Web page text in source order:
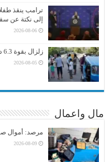
ترامب ينقذ
إلى نكتة عن
2026-08-06
زلزال بقوة 6.3 درجة يضرب جنوب الفلبين (فيديو)
2026-08-05
مال واعمال
مرصد: أموال
2026-08-09